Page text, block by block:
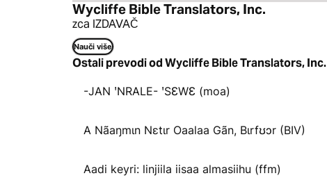
Wycliffe Bible Translators, Inc.
zca IZDAVAČ
Nauči više
Ostali prevodi od Wycliffe Bible Translators, Inc.
-JAN ꞌNRALE- ꞌSƐWƐ (moa)
A Nãaŋmɩn Nɛtɩr Oaalaa Gãn, Bɩrfʊɔr (BIV)
Aadi keyri: linjiila iisaa almasiihu (ffm)